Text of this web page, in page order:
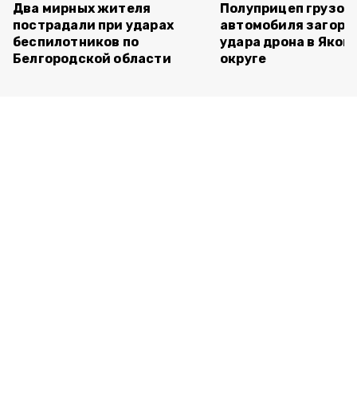
Два мирных жителя
пострадали при ударах
беспилотников по
Белгородской области
Полуприцеп
автомобиля
удара дрона в
округе